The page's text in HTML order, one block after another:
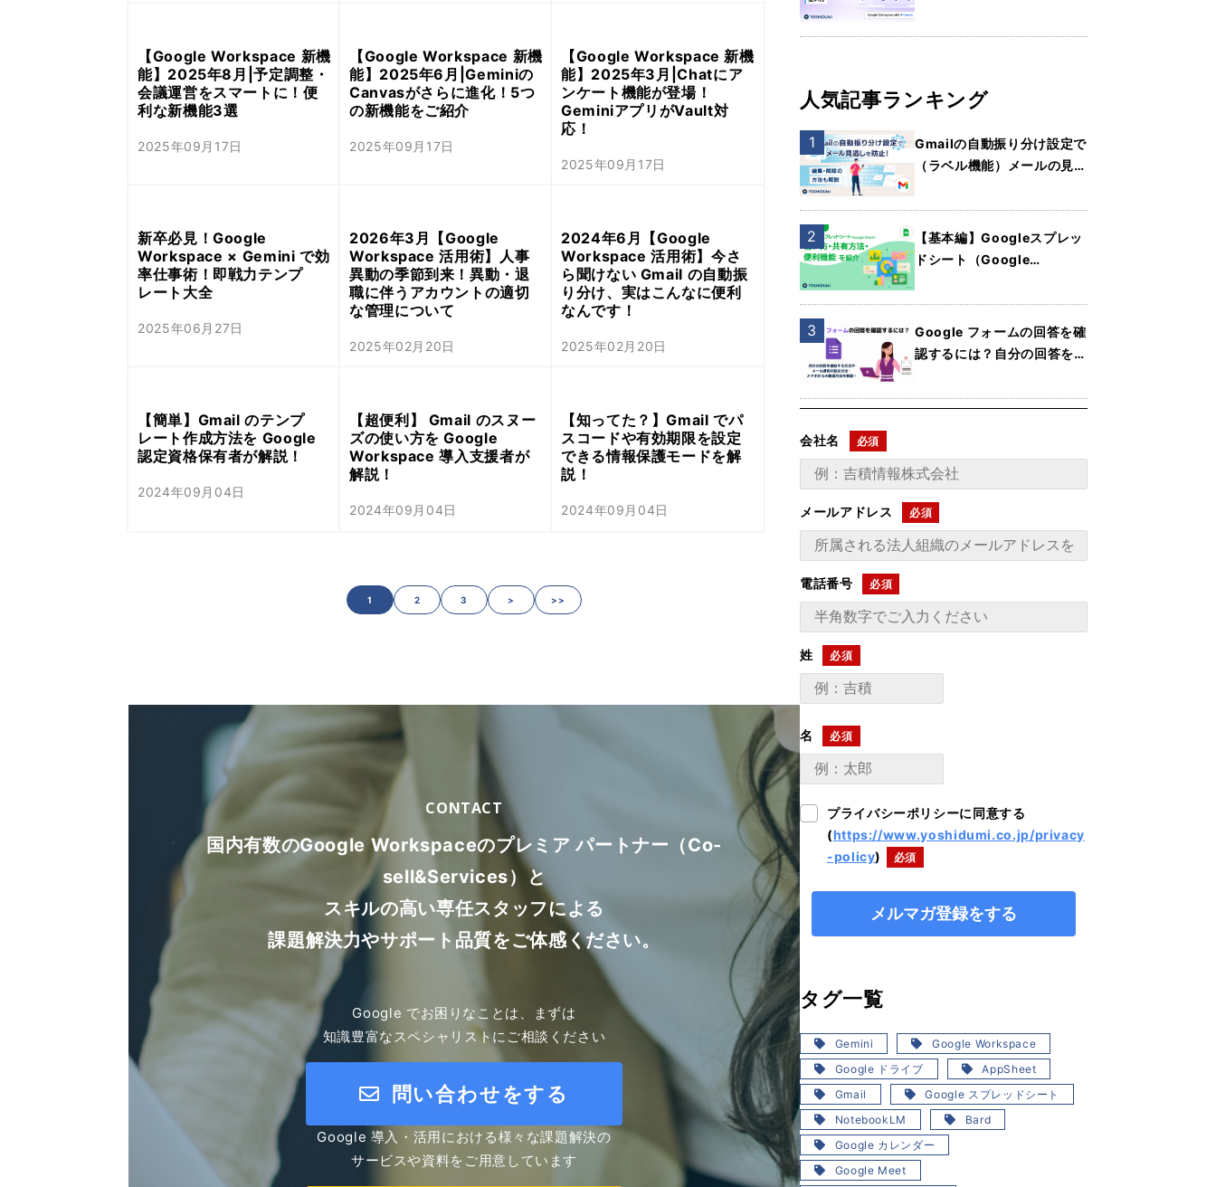
【Google Workspace 新機
能】2025年8月|予定調整・
会議運営をスマートに！便
利な新機能3選
2025年09月17日
【Google Workspace 新機
能】2025年6月|Geminiの
Canvasがさらに進化！5つ
の新機能をご紹介
2025年09月17日
【Google Workspace 新機
能】2025年3月|Chatにア
ンケート機能が登場！
GeminiアプリがVault対
応！
2025年09月17日
新卒必見！Google
Workspace × Gemini で効
率仕事術！即戦力テンプ
レート大全
2025年06月27日
2026年3月【Google
Workspace 活用術】人事
異動の季節到来！異動・退
職に伴うアカウントの適切
な管理について
2025年02月20日
2024年6月【Google
Workspace 活用術】今さ
ら聞けない Gmail の自動振
り分け、実はこんなに便利
なんです！
2025年02月20日
【簡単】Gmail のテンプ
レート作成方法を Google
認定資格保有者が解説！
2024年09月04日
【超便利】 Gmail のスヌー
ズの使い方を Google
Workspace 導入支援者が
解説！
2024年09月04日
【知ってた？】Gmail でパ
スコードや有効期限を設定
できる情報保護モードを解
説！
2024年09月04日
1 2 3 > >>
CONTACT
国内有数のGoogle Workspaceのプレミア パートナー（Co-
sell&Services）と
スキルの高い専任スタッフによる
課題解決力やサポート品質をご体感ください。
Google でお困りなことは、まずは
知識豊富なスペシャリストにご相談ください
問い合わせをする
Google 導入・活用における様々な課題解決の
サービスや資料をご用意しています
人気記事ランキング
Gmailの自動振り分け設定で
（ラベル機能）メールの見逃
も解説
【基本編】Googleスプレッ
ドシート（Google
法・便利機能を紹介
Google フォームの回答を確
認するには？自分の回答を確
定方法・スマホからの確認方
会社名
メールアドレス
電話番号
姓
名
プライバシーポリシーに同意する
(https://www.yoshidumi.co.jp/privacy
-policy)
タグ一覧
Gemini
Google Workspace
Google ドライブ
AppSheet
Gmail
Google スプレッドシート
NotebookLM
Bard
Google カレンダー
Google Meet